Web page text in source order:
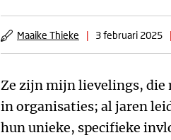
Maaike Thieke | 3 februari 2025 |
Ze zijn mijn lievelings,
in organisaties; al jaren
hun unieke, specifieke